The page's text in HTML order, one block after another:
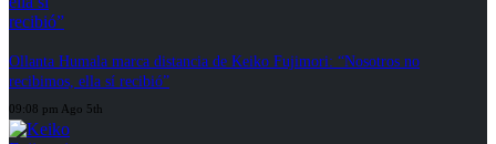
Ollanta Humala marca distancia de Keiko Fujimori: “Nosotros no
recibimos, ella sí recibió”
09:08 pm Ago 5th